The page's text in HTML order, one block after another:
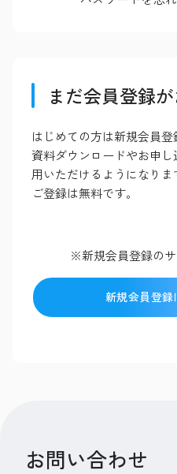
まだ会員登録
はじめての方は新規会員登
資料ダウンロードやお申
用いただけるようになりま
ご登録は無料です。
※新規会員登録のサ
新規会員登録
お問い合わせ